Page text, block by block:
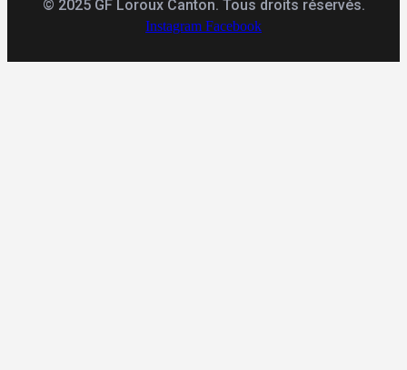
© 2025 GF Loroux Canton. Tous droits réservés.
Instagram Facebook